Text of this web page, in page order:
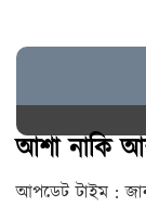
আশা নাকি
আপডেট টাইম :